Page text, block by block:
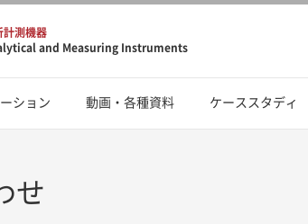
計測機器
and Measuring Instruments
ション 動画・各種資料 ケーススタディ
せ